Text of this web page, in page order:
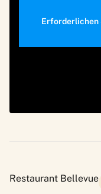
Erforderlichen
Restaurant Bellevue